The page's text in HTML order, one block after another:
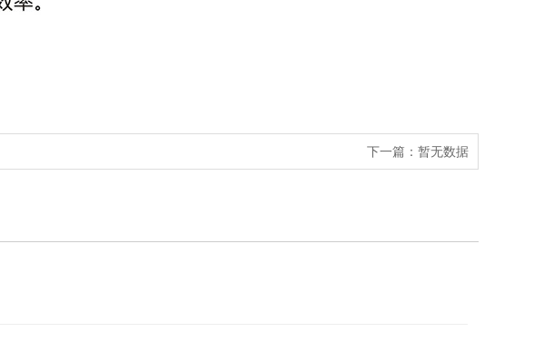
下一篇： 暂无数据